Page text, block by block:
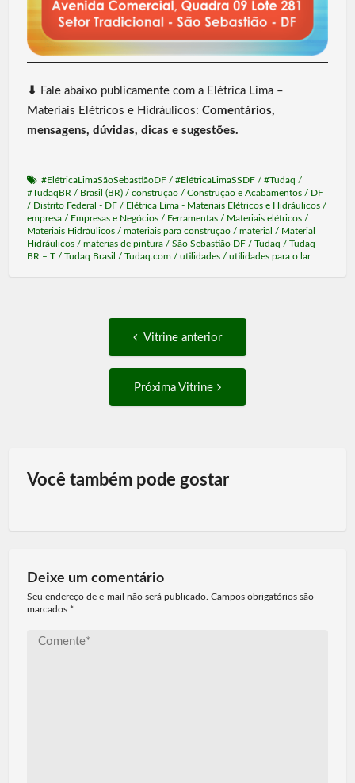
⇓ Fale abaixo publicamente com a Elétrica Lima –
Materiais Elétricos e Hidráulicos: Comentários,
mensagens, dúvidas, dicas e sugestões.
#ElétricaLimaSãoSebastiãoDF/ #ElétricaLimaSSDF/ #Tudaq /
#TudaqBR / Brasil (BR)/ construção/ Construção e Acabamentos/ DF
/ Distrito Federal - DF/ Elétrica Lima - Materiais Elétricos e Hidráulicos/
empresa/ Empresas e Negócios/ Ferramentas/ Materiais elétricos/
Materiais Hidráulicos/ materiais para construção/ material / Material
Hidráulicos/ materias de pintura/ São Sebastião DF/ Tudaq / Tudaq -
BR – T/ Tudaq Brasil / Tudaq.com / utilidades/ utilidades para o lar
navigation
Vitrine anterior
Próxima Vitrine
Você também pode gostar
Deixe um comentário
Seu endereço de e-mail não será publicado. Campos obrigatórios são
marcados *
Comente*